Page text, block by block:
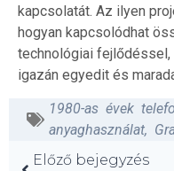
kapcsolatát. Az ilyen
hogyan kapcsolódhat
technológiai fejlődéssel,
igazán egyedit és
1980-as évek
anyaghasználat,
Előző bejegyzés